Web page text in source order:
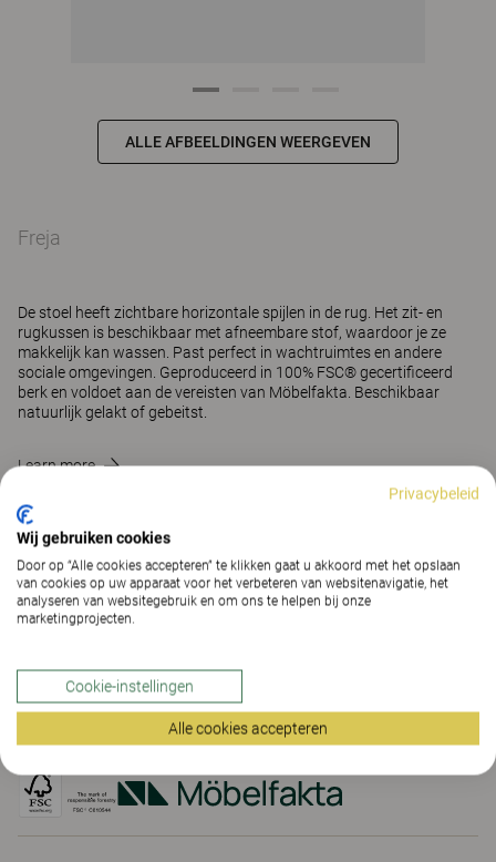
ALLE AFBEELDINGEN WEERGEVEN
Freja
De stoel heeft zichtbare horizontale spijlen in de rug. Het zit- en
rugkussen is beschikbaar met afneembare stof, waardoor je ze
makkelijk kan wassen. Past perfect in wachtruimtes en andere
sociale omgevingen. Geproduceerd in 100% FSC® gecertificeerd
berk en voldoet aan de vereisten van Möbelfakta. Beschikbaar
natuurlijk gelakt of gebeitst.
Learn more
Materialen Downloads (3)
Certificaten
Privacybeleid
Wij gebruiken cookies
Door op “Alle cookies accepteren” te klikken gaat u akkoord met het opslaan
van cookies op uw apparaat voor het verbeteren van websitenavigatie, het
analyseren van websitegebruik en om ons te helpen bij onze
marketingprojecten.
Cookie-instellingen
Alle cookies accepteren